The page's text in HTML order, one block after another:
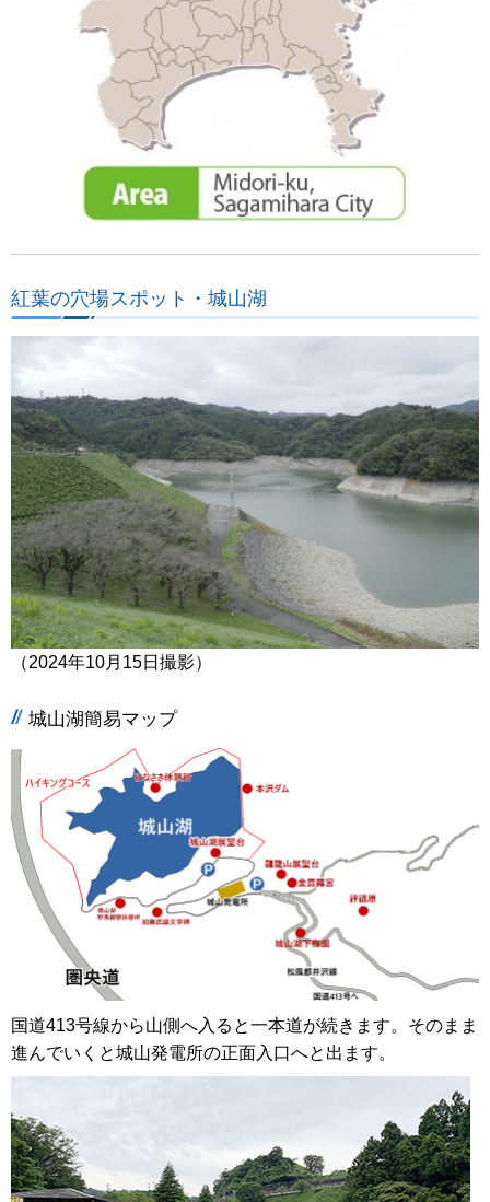
紅葉の穴場スポット・城山湖
（2024年10月15日撮影）
城山湖簡易マップ
国道413号線から山側へ入ると一本道が続きます。そのまま
進んでいくと城山発電所の正面入口へと出ます。